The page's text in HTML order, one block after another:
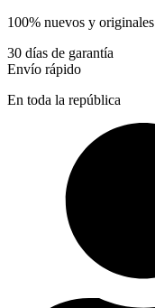
100% nuevos y originales
30 días de garantía
Envío rápido
En toda la república